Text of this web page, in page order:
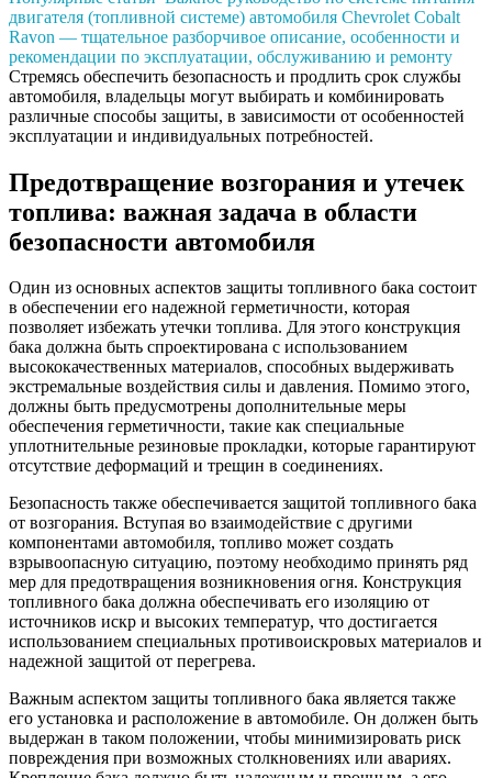
двигателя (топливной системе) автомобиля Chevrolet Cobalt
Ravon — тщательное разборчивое описание, особенности и
рекомендации по эксплуатации, обслуживанию и ремонту
Стремясь обеспечить безопасность и продлить срок службы
автомобиля, владельцы могут выбирать и комбинировать
различные способы защиты, в зависимости от особенностей
эксплуатации и индивидуальных потребностей.
Предотвращение возгорания и утечек
топлива: важная задача в области
безопасности автомобиля
Один из основных аспектов защиты топливного бака состоит
в обеспечении его надежной герметичности, которая
позволяет избежать утечки топлива. Для этого конструкция
бака должна быть спроектирована с использованием
высококачественных материалов, способных выдерживать
экстремальные воздействия силы и давления. Помимо этого,
должны быть предусмотрены дополнительные меры
обеспечения герметичности, такие как специальные
уплотнительные резиновые прокладки, которые гарантируют
отсутствие деформаций и трещин в соединениях.
Безопасность также обеспечивается защитой топливного бака
от возгорания. Вступая во взаимодействие с другими
компонентами автомобиля, топливо может создать
взрывоопасную ситуацию, поэтому необходимо принять ряд
мер для предотвращения возникновения огня. Конструкция
топливного бака должна обеспечивать его изоляцию от
источников искр и высоких температур, что достигается
использованием специальных противоискровых материалов и
надежной защитой от перегрева.
Важным аспектом защиты топливного бака является также
его установка и расположение в автомобиле. Он должен быть
выдержан в таком положении, чтобы минимизировать риск
повреждения при возможных столкновениях или авариях.